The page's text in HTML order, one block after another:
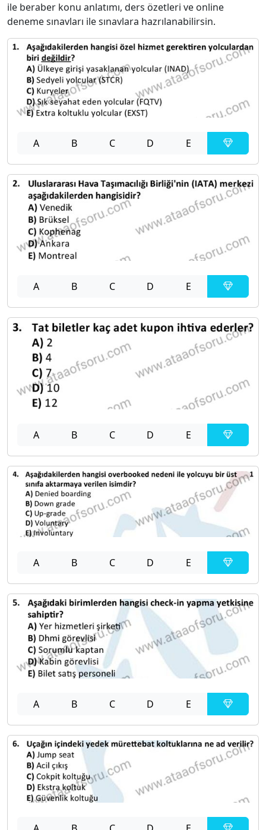
ile beraber konu anlatımı, ders özetleri ve online
deneme sınavları ile sınavlara hazrılanabilirsin.
A B C D E
A B C D E
A B C D E
A B C D E
A B C D E